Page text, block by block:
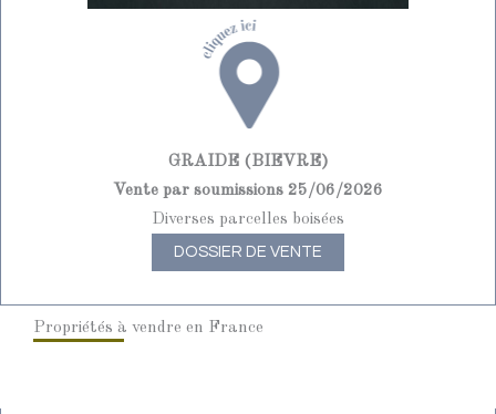
GRAIDE (BIEVRE)
Vente par soumissions 25/06/2026
Diverses parcelles boisées
DOSSIER DE VENTE
Propriétés à vendre en France